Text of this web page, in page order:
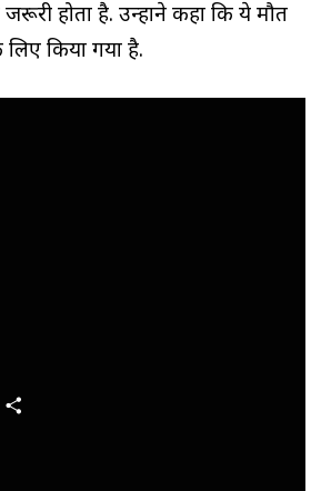
होता है. उन्होंने कहा कि ये मौत
किया गया है.